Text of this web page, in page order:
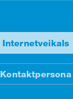
Internetveikals
Kontaktpersona